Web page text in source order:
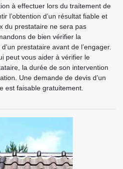
à effectuer lors du traitement de
l’obtention d’un résultat fiable et
du prestataire ne sera pas
de bien vérifier la
prestataire avant de l’engager.
peut vous aider à vérifier le
la durée de son intervention
Une demande de devis d’un
est faisable gratuitement.